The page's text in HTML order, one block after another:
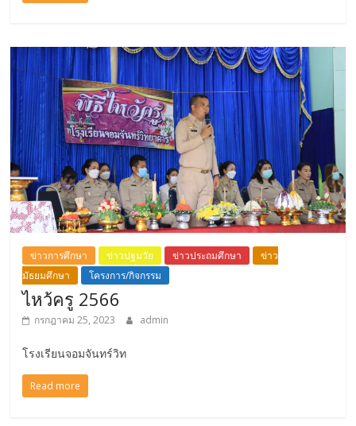
ข่าวการศึกษา ข่าวปฐมวัย ข่าวประถมศึกษา
ข่าว
มัธยมศึกษา
โครงการ/กิจกรรม
ไหว้ครู 2566
กรกฎาคม 25, 2023 admin
โรงเรียนจอมจันทร์วิท
Read more